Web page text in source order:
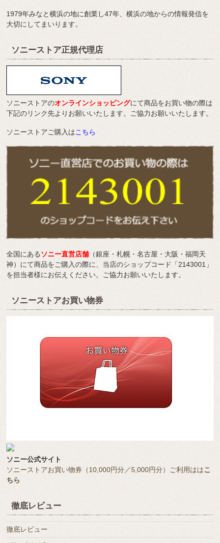
1979年みなと横浜の地に創業し47年、横浜の地からの情報発信を
大切にしてまいります。
ソニーストア正規代理店
ソニーストアのオンラインショッピングにて商品をお買い物の際は
下記のリンク先よりお願いいたします。ご協力お願いいたします。
ソニーストアご購入はこちら
全国にあるソニー直営店舗 （銀座・札幌・名古屋・大阪・福岡天
神）にて商品をご購入の際に、当店のショップコード「2143001」
を担当者様にお伝えください。ご協力お願いいたします。
ソニーストアお買い物券
ソニー公式サイト
ソニーストアお買い物券（10,000円分／5,000円分）ご利用ははこ
ちら
徹底レビュー
徹底レビュー